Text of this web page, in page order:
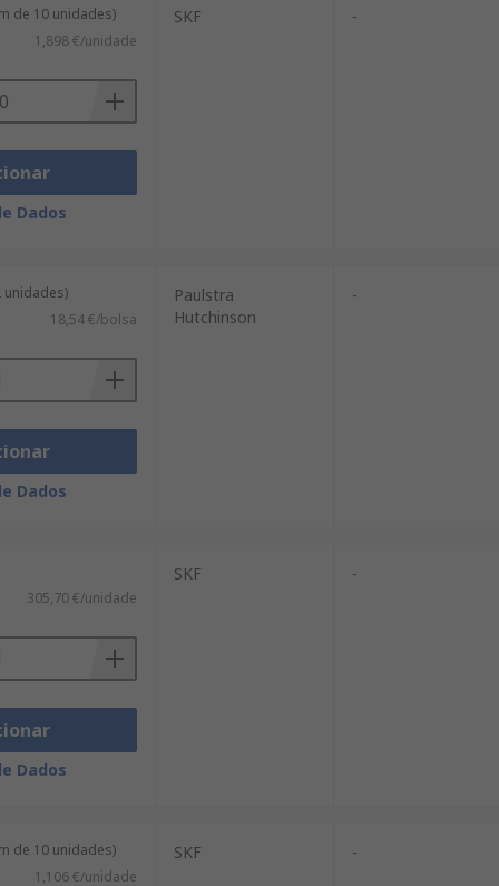
de 10 unidades)
1,898 €/unidade
Dados
SKF -
unidades)
18,54 €/bolsa
Dados
Paulstra
Hutchinson
-
305,70 €/unidade
Dados
SKF -
de 10 unidades)
1,106 €/unidade
SKF -